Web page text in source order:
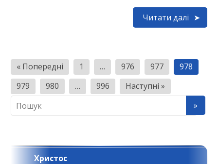
Читати далі
Н
а
в
і
а
« Попередні 1 … 976 977
978
979
980 … 996 Наступні »
Христос